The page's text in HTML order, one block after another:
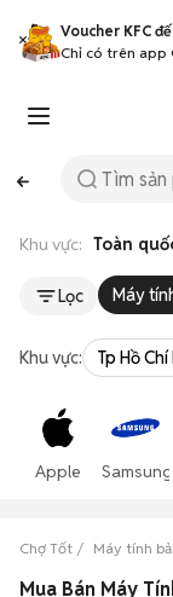
Voucher KFC
Chỉ có trên app
Khu vực: Toàn
Lọc Máy
Khu vực: Tp Hồ
Apple Samsung
Chợ Tốt Máy tính